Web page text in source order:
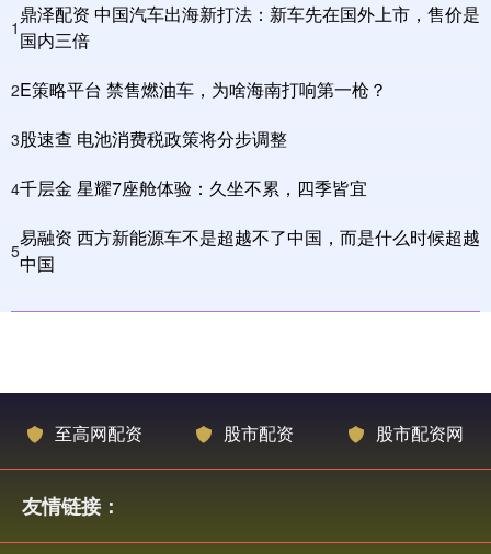
1
鼎泽配资 中国汽车出海新打法：新车先在国外上市，售价是
国内三倍
2E策略平台 禁售燃油车，为啥海南打响第一枪？
3股速查 电池消费税政策将分步调整
4千层金 星耀7座舱体验：久坐不累，四季皆宜
5
易融资 西方新能源车不是超越不了中国，而是什么时候超越
中国
至高网配资 股市配资 股市配资网
友情链接：